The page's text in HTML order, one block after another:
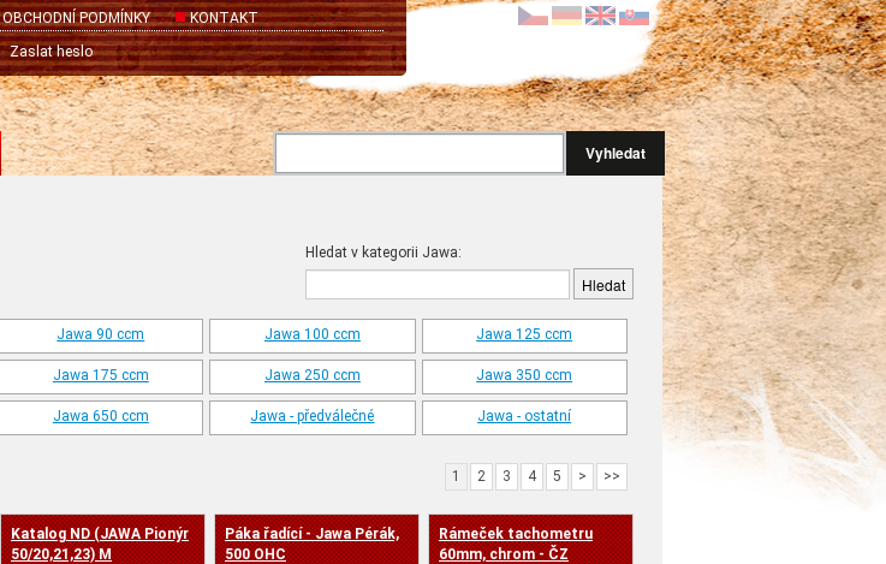
OBCHODNÍ PODMÍNKY
KONTAKT
Zaslat heslo
Vyhledat
Hledat v kategorii Jawa:
Jawa 90 ccm Jawa 100 ccm Jawa 125 ccm
Jawa 175 ccm Jawa 250 ccm Jawa 350 ccm
Jawa 650 ccm Jawa - předválečné Jawa - ostatní
1 2 3 4 5 > >>
Katalog ND (JAWA Pionýr
50/20,21,23) M
Páka řadící - Jawa Pérák,
500 OHC
Rámeček tachometru
60mm, chrom - ČZ